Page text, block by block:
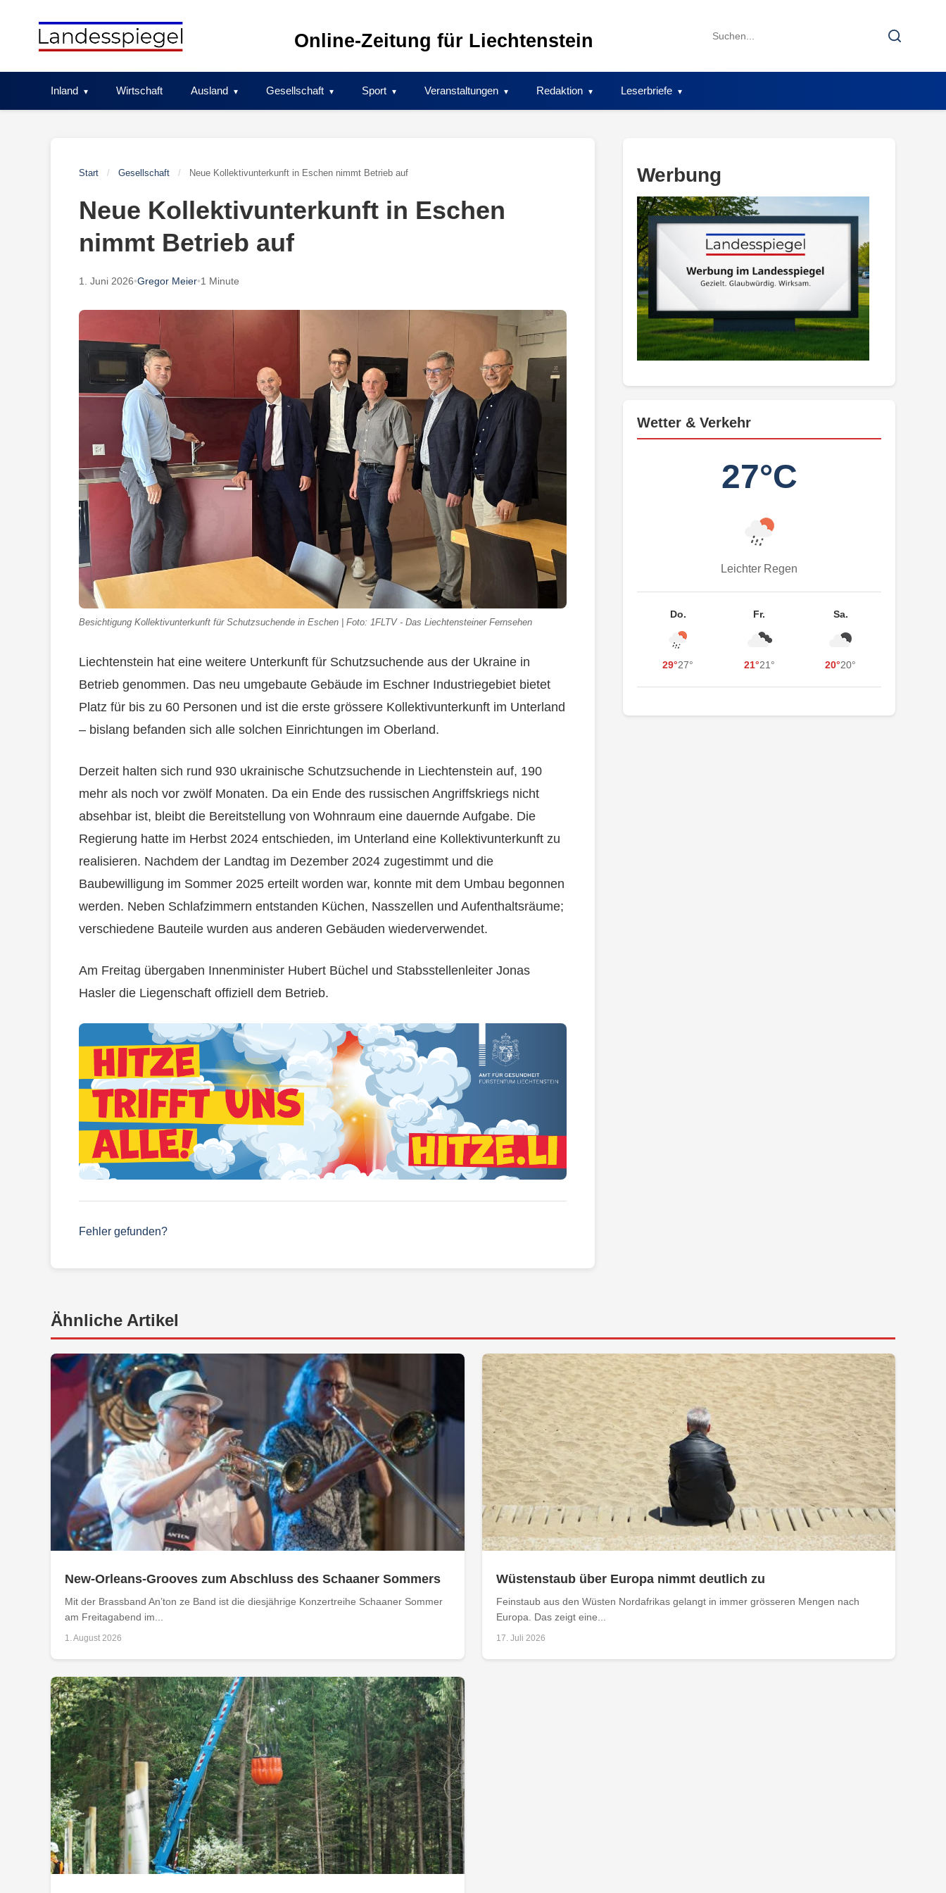
Online-Zeitung für Liechtenstein
Search
Search
Inland Wirtschaft Ausland Gesellschaft Sport Veranstaltungen Redaktion Leserbriefe
Start / Gesellschaft / Neue Kollektivunterkunft in Eschen nimmt Betrieb auf
Neue Kollektivunterkunft in Eschen
nimmt Betrieb auf
1. Juni 2026•Gregor Meier•1 Minute
Besichtigung Kollektivunterkunft für Schutzsuchende in Eschen | Foto: 1FLTV - Das Liechtensteiner Fernsehen
Liechtenstein hat eine weitere Unterkunft für Schutzsuchende aus der Ukraine in
Betrieb genommen. Das neu umgebaute Gebäude im Eschner Industriegebiet bietet
Platz für bis zu 60 Personen und ist die erste grössere Kollektivunterkunft im Unterland
– bislang befanden sich alle solchen Einrichtungen im Oberland.
Derzeit halten sich rund 930 ukrainische Schutzsuchende in Liechtenstein auf, 190
mehr als noch vor zwölf Monaten. Da ein Ende des russischen Angriffskriegs nicht
absehbar ist, bleibt die Bereitstellung von Wohnraum eine dauernde Aufgabe. Die
Regierung hatte im Herbst 2024 entschieden, im Unterland eine Kollektivunterkunft zu
realisieren. Nachdem der Landtag im Dezember 2024 zugestimmt und die
Baubewilligung im Sommer 2025 erteilt worden war, konnte mit dem Umbau begonnen
werden. Neben Schlafzimmern entstanden Küchen, Nasszellen und Aufenthaltsräume;
verschiedene Bauteile wurden aus anderen Gebäuden wiederverwendet.
Am Freitag übergaben Innenminister Hubert Büchel und Stabsstellenleiter Jonas
Hasler die Liegenschaft offiziell dem Betrieb.
Fehler gefunden?
Werbung
Wetter & Verkehr
27°C
Leichter Regen
Do.
29°27°
Fr.
21°21°
Sa.
20°20°
Ähnliche Artikel
New-Orleans-Grooves zum Abschluss des Schaaner Sommers
Mit der Brassband An’ton ze Band ist die diesjährige Konzertreihe Schaaner Sommer
am Freitagabend im...
1. August 2026
Wüstenstaub über Europa nimmt deutlich zu
Feinstaub aus den Wüsten Nordafrikas gelangt in immer grösseren Mengen nach
Europa. Das zeigt eine...
17. Juli 2026